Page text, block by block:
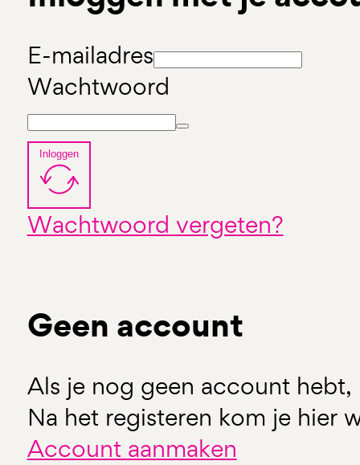
E-mailadres
Wachtwoord
Inloggen
Wachtwoord vergeten?
Geen account
Als je nog geen account hebt,
Na het registeren kom je hier
Account aanmaken